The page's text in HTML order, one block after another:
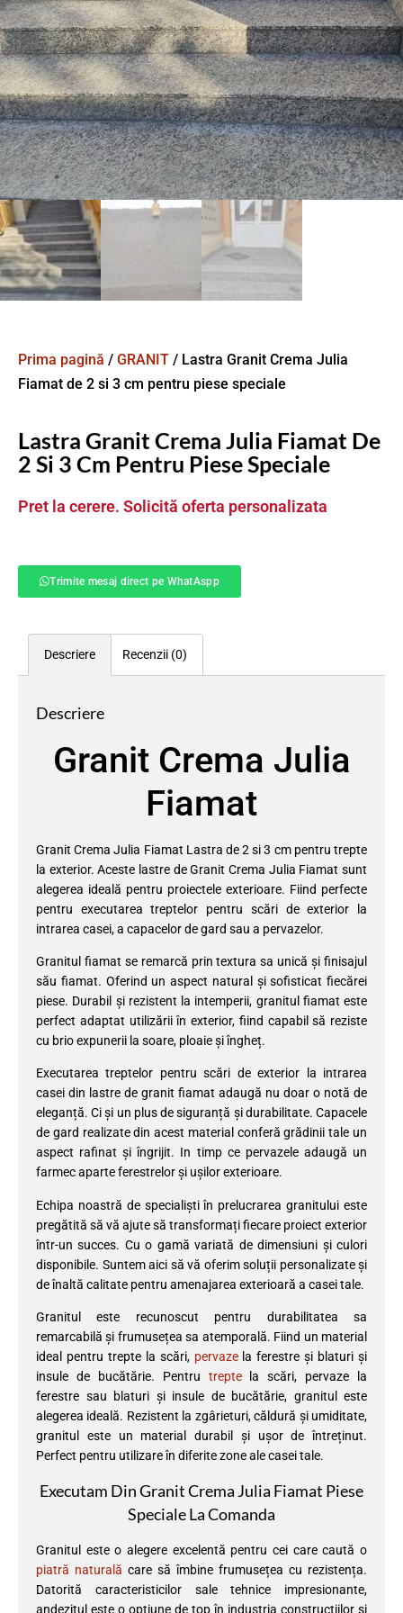
Prima pagină / GRANIT / Lastra Granit Crema Julia
Fiamat de 2 si 3 cm pentru piese speciale
Lastra Granit Crema Julia Fiamat De
2 Si 3 Cm Pentru Piese Speciale
Pret la cerere. Solicită oferta personalizata
Trimite mesaj direct pe WhatAspp
Descriere Recenzii (0)
Descriere
Granit Crema Julia
Fiamat
Granit Crema Julia Fiamat Lastra de 2 si 3 cm pentru trepte
la exterior. Aceste lastre de Granit Crema Julia Fiamat sunt
alegerea ideală pentru proiectele exterioare. Fiind perfecte
pentru executarea treptelor pentru scări de exterior la
intrarea casei, a capacelor de gard sau a pervazelor.
Granitul fiamat se remarcă prin textura sa unică și finisajul
său fiamat. Oferind un aspect natural și sofisticat fiecărei
piese. Durabil și rezistent la intemperii, granitul fiamat este
perfect adaptat utilizării în exterior, fiind capabil să reziste
cu brio expunerii la soare, ploaie și îngheț.
Executarea treptelor pentru scări de exterior la intrarea
casei din lastre de granit fiamat adaugă nu doar o notă de
eleganță. Ci și un plus de siguranță și durabilitate. Capacele
de gard realizate din acest material conferă grădinii tale un
aspect rafinat și îngrijit. In timp ce pervazele adaugă un
farmec aparte ferestrelor și ușilor exterioare.
Echipa noastră de specialiști în prelucrarea granitului este
pregătită să vă ajute să transformați fiecare proiect exterior
într-un succes. Cu o gamă variată de dimensiuni și culori
disponibile. Suntem aici să vă oferim soluții personalizate și
de înaltă calitate pentru amenajarea exterioară a casei tale.
Granitul este recunoscut pentru durabilitatea sa
remarcabilă și frumusețea sa atemporală. Fiind un material
ideal pentru trepte la scări, pervazela ferestre și blaturi și
insule de bucătărie. Pentru treptela scări, pervaze la
ferestre sau blaturi și insule de bucătărie, granitul este
alegerea ideală. Rezistent la zgârieturi, căldură și umiditate,
granitul este un material durabil și ușor de întreținut.
Perfect pentru utilizare în diferite zone ale casei tale.
Executam Din Granit Crema Julia Fiamat Piese
Speciale La Comanda
Granitul este o alegere excelentă pentru cei care caută o
piatră naturală care să îmbine frumusețea cu rezistența.
Datorită caracteristicilor sale tehnice impresionante,
andezitul este o opțiune de top în industria construcțiilor și